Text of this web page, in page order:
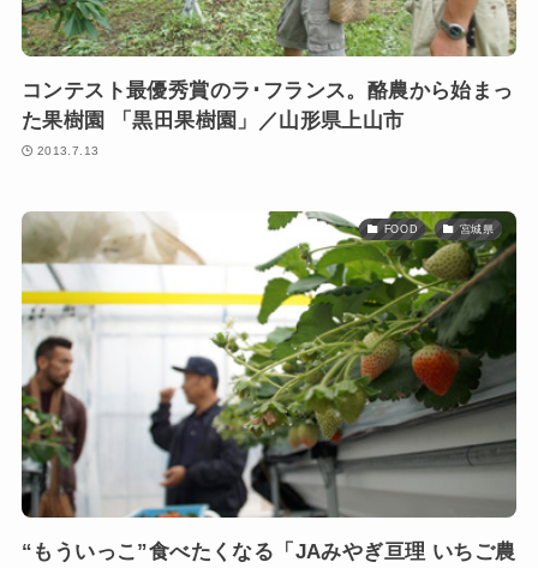
コンテスト最優秀賞のラ･フランス。酪農から始まっ
た果樹園 「黒田果樹園」／山形県上山市
2013.7.13
FOOD 宮城県
“もういっこ”食べたくなる「JAみやぎ亘理 いちご農